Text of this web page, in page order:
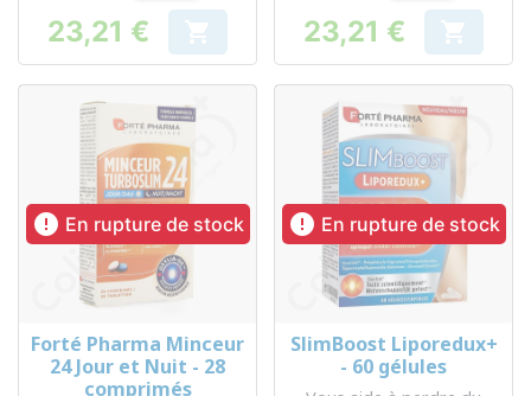
Prix
23,21 €  Prix
23,21 € 
 En rupture de stock
Forté Pharma Minceur
24 Jour et Nuit - 28
comprimés
 En rupture de stock
SlimBoost Liporedux+
- 60 gélules